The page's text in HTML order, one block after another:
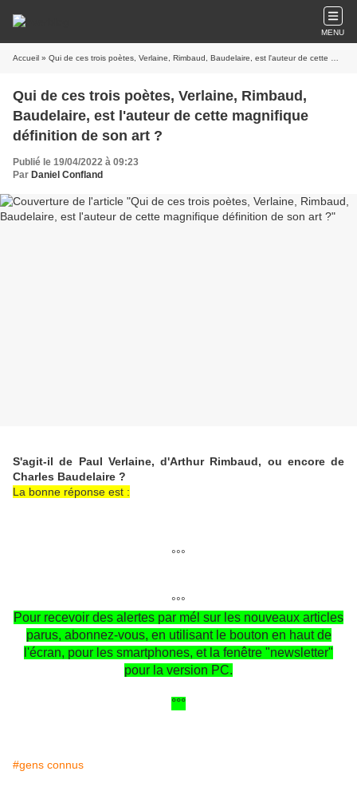
MENU
Accueil » Qui de ces trois poètes, Verlaine, Rimbaud, Baudelaire, est l'auteur de cette magnifique définition de son art ?
Qui de ces trois poètes, Verlaine, Rimbaud,
Baudelaire, est l'auteur de cette magnifique
définition de son art ?
Publié le 19/04/2022 à 09:23
Par Daniel Confland
S'agit-il de Paul Verlaine, d'Arthur Rimbaud, ou encore de
Charles Baudelaire ?
La bonne réponse est :
°°°
°°°
Pour recevoir des alertes par mél sur les nouveaux articles
parus, abonnez-vous, en utilisant le bouton en haut de
l'écran, pour les smartphones, et la fenêtre "newsletter"
pour la version PC.
°°°
#gens connus